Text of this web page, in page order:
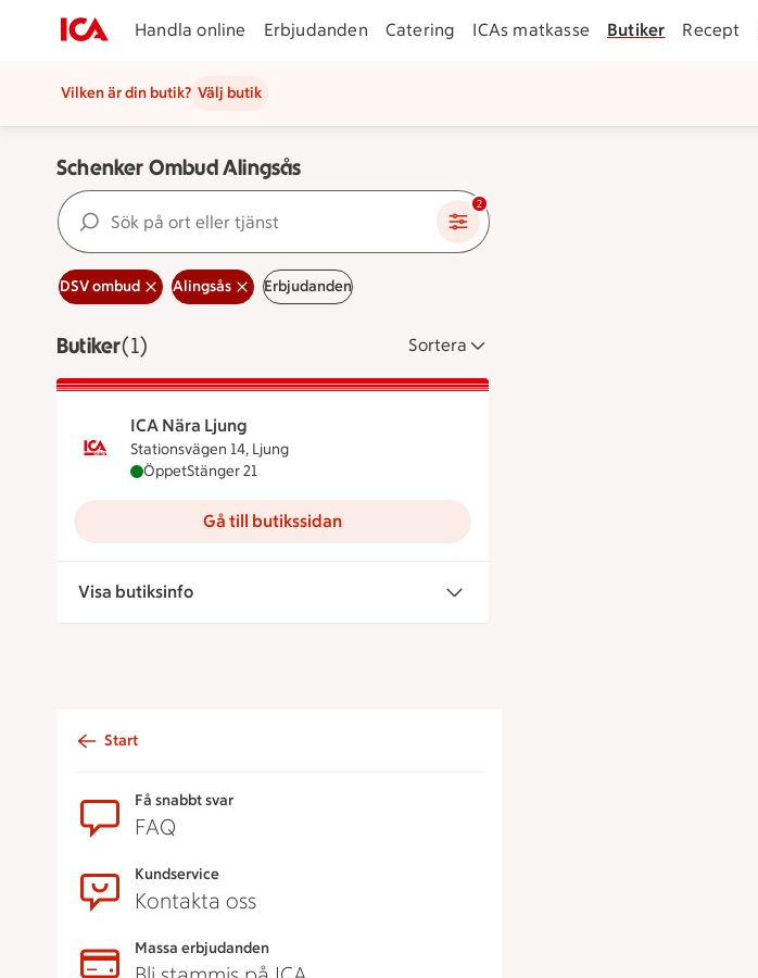
Handla online Erbjudanden Catering ICAs matkasse Butiker Recept
Vilken är din butik? Välj butik
Schenker Ombud Alingsås
Sök på ort eller tjänst 2
DSV ombud Alingsås Erbjudanden
ButikerVisar 1 stycken
(1) Sortera
ICA Nära Ljung
Stationsvägen 14, Ljung
ICA Nära Ljung är öppen nu, stänger klockan 21
ÖppetStänger 21
Gå till butikssidan
Visa butiksinfo
Start
Få snabbt svar
FAQ
Kundservice
Kontakta oss
Massa erbjudanden